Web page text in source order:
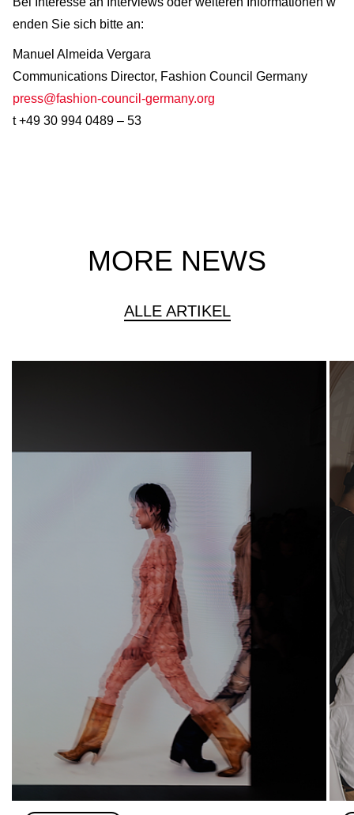
enden Sie sich bitte an:
Manuel Almeida Vergara
Communications Director, Fashion Council Germany
press@fashion-council-germany.org
t +49 30 994 0489 – 53
MORE NEWS
ALLE ARTIKEL